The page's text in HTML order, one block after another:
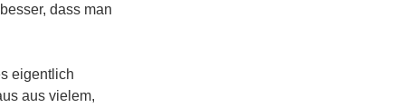
dass man
eigentlich
aus vielem,